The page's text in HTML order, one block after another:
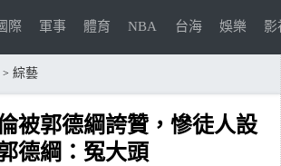
際 軍事 體育 NBA 台海 娛樂 影
> 綜藝
被郭德綱誇贊，慘徒人設
德綱：冤大頭